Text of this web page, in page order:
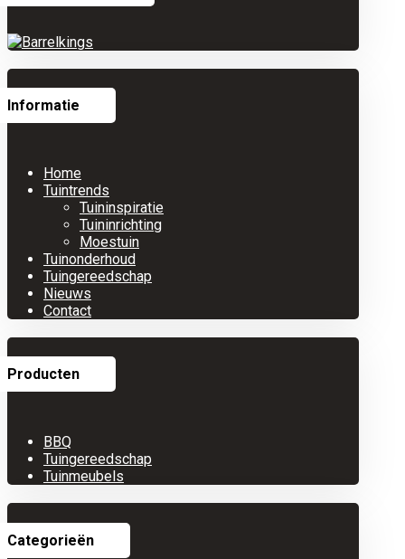
Informatie
Home
Tuintrends
Tuininspiratie
Tuininrichting
Moestuin
Tuinonderhoud
Tuingereedschap
Nieuws
Contact
Producten
BBQ
Tuingereedschap
Tuinmeubels
Categorieën